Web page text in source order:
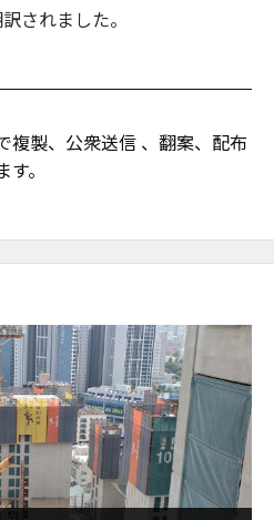
されました。
複製、公衆送信 、翻案、配布
。